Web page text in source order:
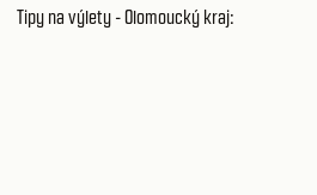
Tipy na výlety - Olomoucký kraj: